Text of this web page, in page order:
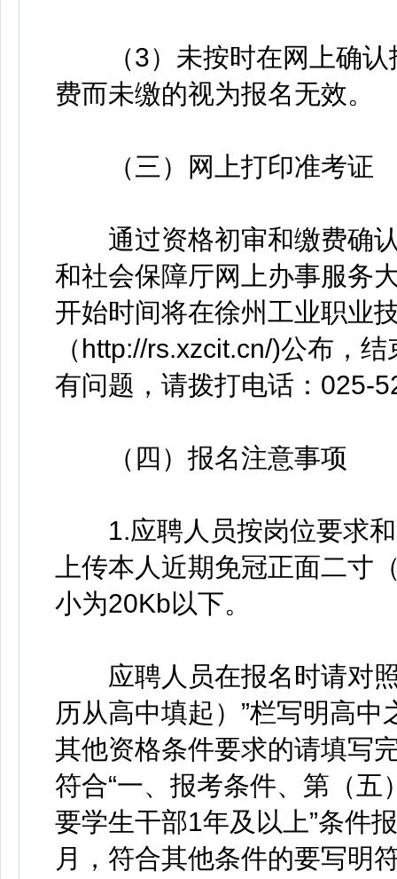
（3）未按时在网上确认
费而未缴的视为报名无效。
（三）网上打印准考证
通过资格初审和缴费确认
和社会保障厅网上办事服务
开始时间将在徐州工业职业
（http://rs.xzcit.cn/)公布，
有问题，请拨打电话：025-
（四）报名注意事项
1.应聘人员按岗位要求和
上传本人近期免冠正面二寸
小为20Kb以下。
应聘人员在报名时请对照
历从高中填起）”栏写明高
其他资格条件要求的请填写
符合“一、报考条件、第（五
要学生干部1年及以上”条件
月，符合其他条件的要写明